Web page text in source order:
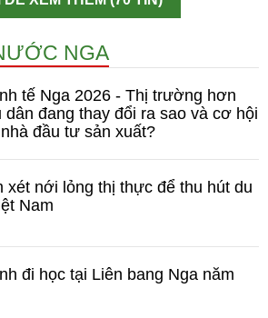
NGA
tế Nga 2026 - Thị trường hơn
dân đang thay đổi ra sao và cơ hội
đầu tư sản xuất?
xét nới lỏng thị thực để thu hút du
Nam
đi học tại Liên bang Nga năm